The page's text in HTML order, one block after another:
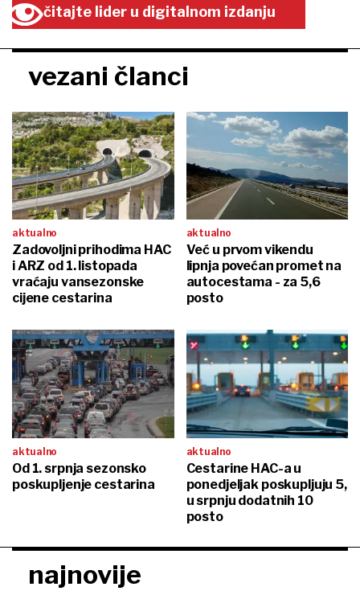
čitajte lider u digitalnom izdanju
vezani članci
aktualno
Zadovoljni prihodima HAC
i ARZ od 1. listopada
vraćaju vansezonske
cijene cestarina
aktualno
Već u prvom vikendu
lipnja povećan promet na
autocestama - za 5,6
posto
aktualno
Od 1. srpnja sezonsko
poskupljenje cestarina
aktualno
Cestarine HAC-a u
ponedjeljak poskupljuju 5,
u srpnju dodatnih 10
posto
najnovije